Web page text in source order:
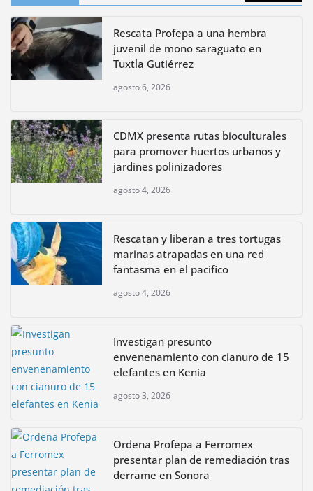
Rescata Profepa a una hembra
juvenil de mono saraguato en
Tuxtla Gutiérrez
agosto 6, 2026
CDMX presenta rutas bioculturales
para promover huertos urbanos y
jardines polinizadores
agosto 4, 2026
Rescatan y liberan a tres tortugas
marinas atrapadas en una red
fantasma en el pacífico
agosto 4, 2026
Investigan presunto
envenenamiento con cianuro de 15
elefantes en Kenia
agosto 3, 2026
Ordena Profepa a Ferromex
presentar plan de remediación tras
derrame en Sonora